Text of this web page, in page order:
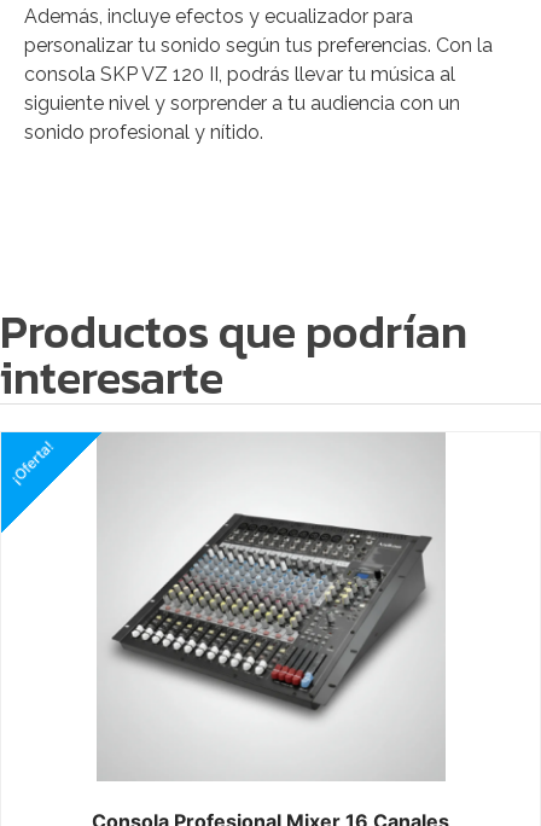
Además, incluye efectos y ecualizador para
personalizar tu sonido según tus preferencias. Con la
consola SKP VZ 120 II, podrás llevar tu música al
siguiente nivel y sorprender a tu audiencia con un
sonido profesional y nítido.
Productos que podrían
interesarte
¡Oferta!